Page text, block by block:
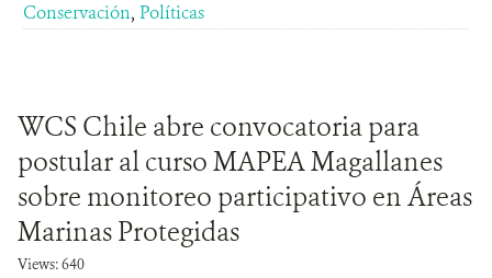
Conservación, Políticas
WCS Chile abre convocatoria para
postular al curso MAPEA Magallanes
sobre monitoreo participativo en Áreas
Marinas Protegidas
Views: 640